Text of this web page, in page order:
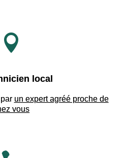

local
un expert agréé proche de
vous